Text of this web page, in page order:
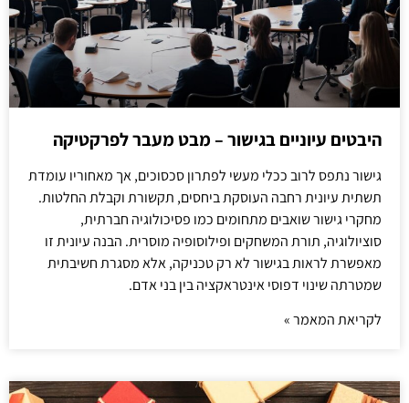
היבטים עיוניים בגישור – מבט מעבר לפרקטיקה
גישור נתפס לרוב ככלי מעשי לפתרון סכסוכים, אך מאחוריו עומדת
תשתית עיונית רחבה העוסקת ביחסים, תקשורת וקבלת החלטות.
מחקרי גישור שואבים מתחומים כמו פסיכולוגיה חברתית,
סוציולוגיה, תורת המשחקים ופילוסופיה מוסרית. הבנה עיונית זו
מאפשרת לראות בגישור לא רק טכניקה, אלא מסגרת חשיבתית
שמטרתה שינוי דפוסי אינטראקציה בין בני אדם.
לקריאת המאמר »